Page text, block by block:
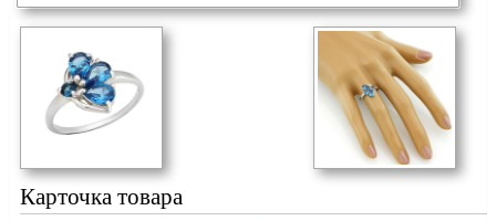
Карточка товара